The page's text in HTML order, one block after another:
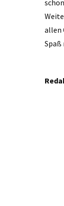
allen
Spaß